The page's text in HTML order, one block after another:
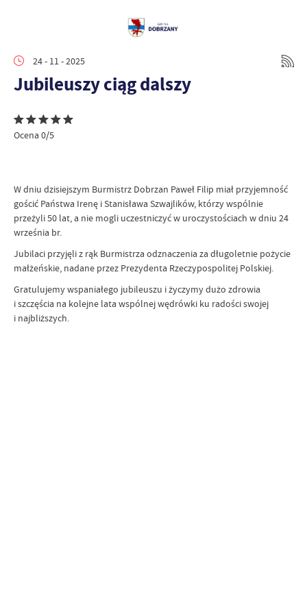
24 - 11 - 2025
Jubileuszy ciąg dalszy
Ocena 0/5
W dniu dzisiejszym Burmistrz Dobrzan Paweł Filip miał przyjemność
gościć Państwa Irenę i Stanisława Szwajlików, którzy wspólnie
przeżyli 50 lat, a nie mogli uczestniczyć w uroczystościach w dniu 24
września br.
Jubilaci przyjęli z rąk Burmistrza odznaczenia za długoletnie pożycie
małżeńskie, nadane przez Prezydenta Rzeczypospolitej Polskiej.
Gratulujemy wspaniałego jubileuszu i życzymy dużo zdrowia
i szczęścia na kolejne lata wspólnej wędrówki ku radości swojej
i najbliższych.